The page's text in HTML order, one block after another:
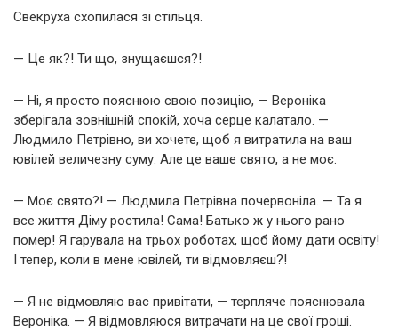
Свекруха схопилася зі стільця.
— Це як?! Ти що, знущаєшся?!
— Ні, я просто пояснюю свою позицію, — Вероніка
зберігала зовнішній спокій, хоча серце калатало. —
Людмило Петрівно, ви хочете, щоб я витратила на ваш
ювілей величезну суму. Але це ваше свято, а не моє.
— Моє свято?! — Людмила Петрівна почервоніла. — Та я
все життя Діму ростила! Сама! Батько ж у нього рано
помер! Я гарувала на трьох роботах, щоб йому дати освіту!
І тепер, коли в мене ювілей, ти відмовляєш?!
— Я не відмовляю вас привітати, — терпляче пояснювала
Вероніка. — Я відмовляюся витрачати на це свої гроші.